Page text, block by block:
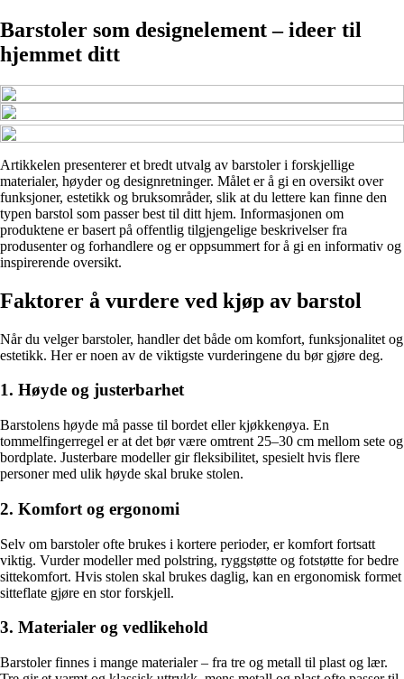
Barstoler som designelement – ideer til
hjemmet ditt
Artikkelen presenterer et bredt utvalg av barstoler i forskjellige
materialer, høyder og designretninger. Målet er å gi en oversikt over
funksjoner, estetikk og bruksområder, slik at du lettere kan finne den
typen barstol som passer best til ditt hjem. Informasjonen om
produktene er basert på offentlig tilgjengelige beskrivelser fra
produsenter og forhandlere og er oppsummert for å gi en informativ og
inspirerende oversikt.
Faktorer å vurdere ved kjøp av barstol
Når du velger barstoler, handler det både om komfort, funksjonalitet og
estetikk. Her er noen av de viktigste vurderingene du bør gjøre deg.
1. Høyde og justerbarhet
Barstolens høyde må passe til bordet eller kjøkkenøya. En
tommelfingerregel er at det bør være omtrent 25–30 cm mellom sete og
bordplate. Justerbare modeller gir fleksibilitet, spesielt hvis flere
personer med ulik høyde skal bruke stolen.
2. Komfort og ergonomi
Selv om barstoler ofte brukes i kortere perioder, er komfort fortsatt
viktig. Vurder modeller med polstring, ryggstøtte og fotstøtte for bedre
sittekomfort. Hvis stolen skal brukes daglig, kan en ergonomisk formet
sitteflate gjøre en stor forskjell.
3. Materialer og vedlikehold
Barstoler finnes i mange materialer – fra tre og metall til plast og lær.